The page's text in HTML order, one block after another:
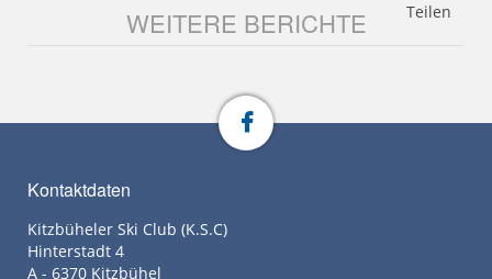
Teilen
WEITERE BERICHTE
Kontaktdaten
Kitzbüheler Ski Club (K.S.C)
Hinterstadt 4
A - 6370 Kitzbühel